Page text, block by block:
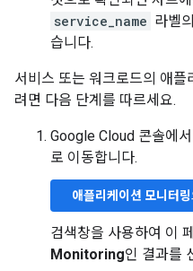
service_name 라벨
습니다.
서비스 또는 워크로드의 애
려면 다음 단계를 따르세요.
Google Cloud 콘솔에서
로 이동합니다.
애플리케이션 모니터링
검색창을 사용하여 이
Monitoring인 결과를